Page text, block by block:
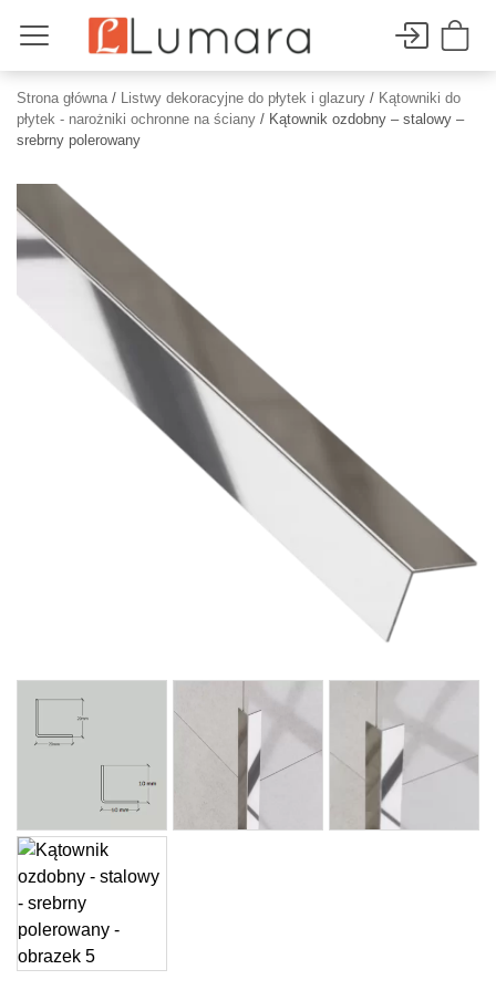
Strona główna/ Listwy dekoracyjne do płytek i glazury / Kątowniki do
płytek - narożniki ochronne na ściany / Kątownik ozdobny – stalowy –
srebrny polerowany